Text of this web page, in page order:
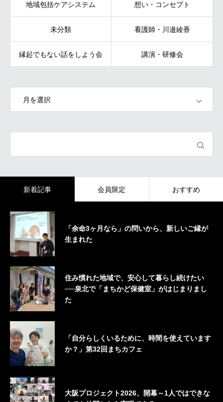
地域包括ケアシステム 想い・コンセプト
未分類 看護師・川邉綾香
縁起でもない話をしよう会 講演・研修会
新着記事 会員限定 おすすめ
「余命3ヶ月なら」の問いから、新しいご縁が
生まれた
住み慣れた地域で、安心して暮らし続けたい
──泉北で「まちかど保健室」がはじまりまし
た
「自分らしくいるために、時間を使えています
か？」第32回まちカフェ
大阪プロジェクト2026、開幕～1人ではできな